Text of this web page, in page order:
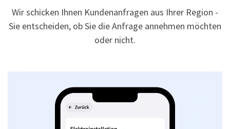
Wir schicken Ihnen Kundenanfragen aus Ihrer Region -
Sie entscheiden, ob Sie die Anfrage annehmen möchten
oder nicht.